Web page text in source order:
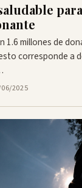
1.6 millones de
corresponde a
2025